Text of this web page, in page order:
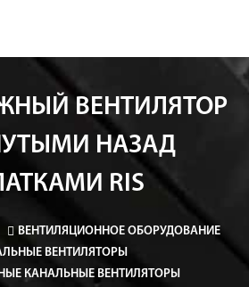
ВЕНТИЛЯТОР
НАЗАД
RIS
ВЕНТИЛЯЦИОННОЕ ОБОРУДОВАНИЕ
ВЕНТИЛЯТОРЫ
КАНАЛЬНЫЕ ВЕНТИЛЯТОРЫ